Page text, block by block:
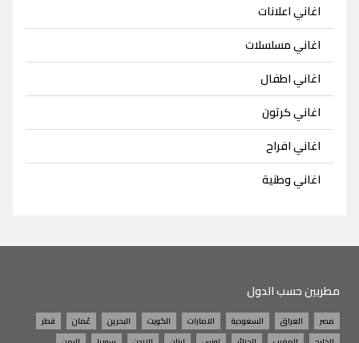
اغاني اعلانات
اغاني مسلسلات
اغاني اطفال
اغاني كرتون
اغاني افراح
اغاني وطنية
مطربين حسب الدول
مصر العراق السعودية الامارات الكويت البحرين عُمان
قطر